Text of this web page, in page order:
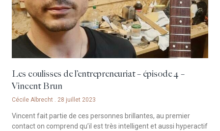
Les coulisses de l’entrepreneuriat – épisode 4 –
Vincent Brun
Cécile Albrecht 28 juillet 2023
Vincent fait partie de ces personnes brillantes, au premier
contact on comprend qu’il est très intelligent et aussi hyperactif